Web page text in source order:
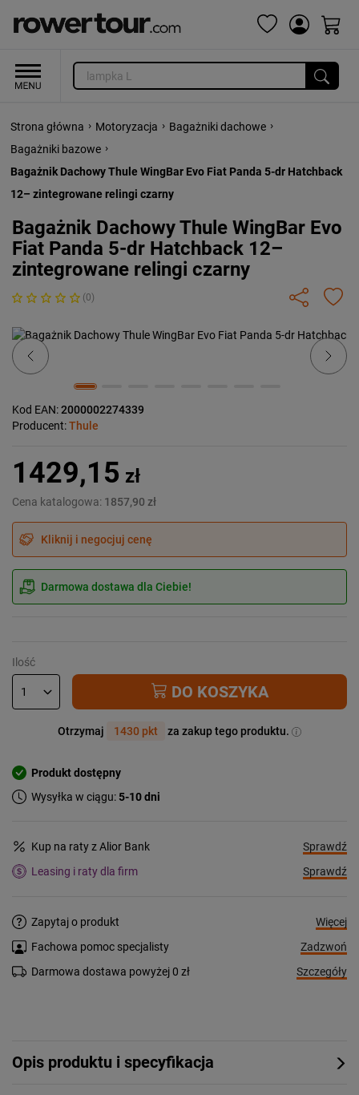
Strona główna › Motoryzacja › Bagażniki dachowe ›
Bagażniki bazowe ›
Bagażnik Dachowy Thule WingBar Evo Fiat Panda 5-dr Hatchback
12– zintegrowane relingi czarny
Bagażnik Dachowy Thule WingBar Evo
Fiat Panda 5-dr Hatchback 12–
zintegrowane relingi czarny
(0)
Previous Next
Kod EAN:2000002274339
Producent:Thule
1429,15 zł
Cena katalogowa: 1857,90 zł
Kliknij i negocjuj cenę
Darmowa dostawa dla Ciebie!
Ilość
DO KOSZYKA
Otrzymaj 1430 pkt za zakup tego produktu.
Produkt dostępny
Wysyłka w ciągu:5-10 dni
Kup na raty z Alior Bank
Sprawdź
Leasing i raty dla firm
Sprawdź
Zapytaj o produkt
Więcej
Fachowa pomoc specjalisty
Zadzwoń
Darmowa dostawa powyżej 0 zł
Szczegóły
Opis produktu i specyfikacja